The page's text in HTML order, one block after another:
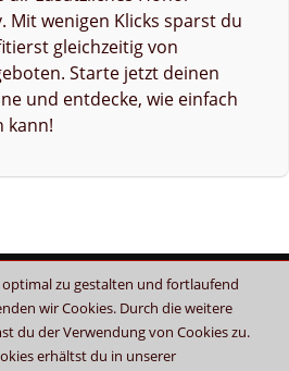
zu gestalten und fortlaufend
wir Cookies. Durch die weitere
du der Verwendung von Cookies zu.
erhältst du in unserer
Mit wenigen Klicks sparst du
gleichzeitig von
Starte jetzt deinen
und entdecke, wie einfach
kann!